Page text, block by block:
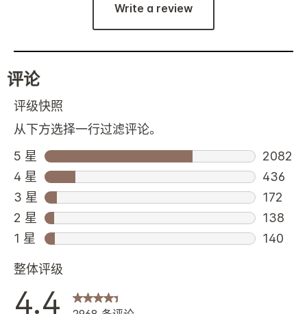
Write a review